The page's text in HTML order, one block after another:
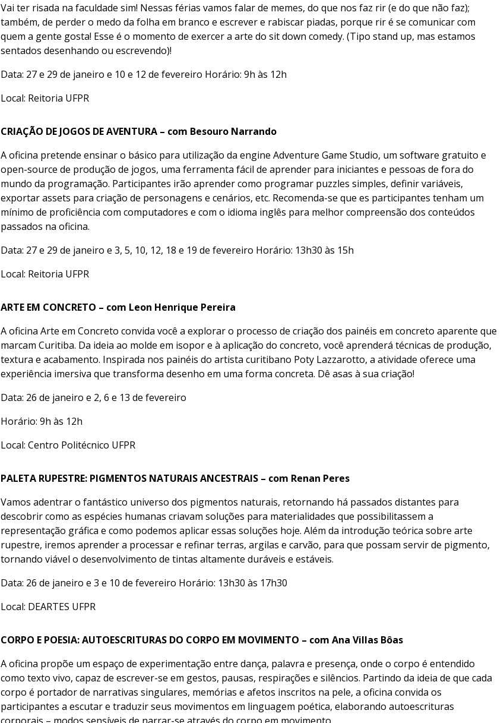
Vai ter risada na faculdade sim! Nessas férias vamos falar de memes, do que nos faz rir (e do que não faz);
também, de perder o medo da folha em branco e escrever e rabiscar piadas, porque rir é se comunicar com
quem a gente gosta! Esse é o momento de exercer a arte do sit down comedy. (Tipo stand up, mas estamos
sentados desenhando ou escrevendo)!
Data: 27 e 29 de janeiro e 10 e 12 de fevereiro Horário: 9h às 12h
Local: Reitoria UFPR
CRIAÇÃO DE JOGOS DE AVENTURA – com Besouro Narrando
A oficina pretende ensinar o básico para utilização da engine Adventure Game Studio, um software gratuito e
open-source de produção de jogos, uma ferramenta fácil de aprender para iniciantes e pessoas de fora do
mundo da programação. Participantes irão aprender como programar puzzles simples, definir variáveis,
exportar assets para criação de personagens e cenários, etc. Recomenda-se que es participantes tenham um
mínimo de proficiência com computadores e com o idioma inglês para melhor compreensão dos conteúdos
passados na oficina.
Data: 27 e 29 de janeiro e 3, 5, 10, 12, 18 e 19 de fevereiro Horário: 13h30 às 15h
Local: Reitoria UFPR
ARTE EM CONCRETO – com Leon Henrique Pereira
A oficina Arte em Concreto convida você a explorar o processo de criação dos painéis em concreto aparente que
marcam Curitiba. Da ideia ao molde em isopor e à aplicação do concreto, você aprenderá técnicas de produção,
textura e acabamento. Inspirada nos painéis do artista curitibano Poty Lazzarotto, a atividade oferece uma
experiência imersiva que transforma desenho em uma forma concreta. Dê asas à sua criação!
Data: 26 de janeiro e 2, 6 e 13 de fevereiro
Horário: 9h às 12h
Local: Centro Politécnico UFPR
PALETA RUPESTRE: PIGMENTOS NATURAIS ANCESTRAIS – com Renan Peres
Vamos adentrar o fantástico universo dos pigmentos naturais, retornando há passados distantes para
descobrir como as espécies humanas criavam soluções para materialidades que possibilitassem a
representação gráfica e como podemos aplicar essas soluções hoje. Além da introdução teórica sobre arte
rupestre, iremos aprender a processar e refinar terras, argilas e carvão, para que possam servir de pigmento,
tornando viável o desenvolvimento de tintas altamente duráveis e estáveis.
Data: 26 de janeiro e 3 e 10 de fevereiro Horário: 13h30 às 17h30
Local: DEARTES UFPR
CORPO E POESIA: AUTOESCRITURAS DO CORPO EM MOVIMENTO – com Ana Villas Bôas
A oficina propõe um espaço de experimentação entre dança, palavra e presença, onde o corpo é entendido
como texto vivo, capaz de escrever-se em gestos, pausas, respirações e silêncios. Partindo da ideia de que cada
corpo é portador de narrativas singulares, memórias e afetos inscritos na pele, a oficina convida os
participantes a escutar e traduzir seus movimentos em linguagem poética, elaborando autoescrituras
corporais – modos sensíveis de narrar-se através do corpo em movimento.